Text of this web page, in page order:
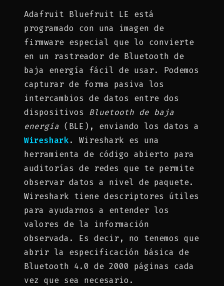
Adafruit Bluefruit LE está
programado con una imagen de
firmware especial que lo convierte
en un rastreador de Bluetooth de
baja energía fácil de usar. Podemos
capturar de forma pasiva los
intercambios de datos entre dos
dispositivos Bluetooth de baja
energía (BLE), enviando los datos a
Wireshark. Wireshark es una
herramienta de código abierto para
auditorías de redes que te permite
observar datos a nivel de paquete.
Wireshark tiene descriptores útiles
para ayudarnos a entender los
valores de la información
observada. Es decir, no tenemos que
abrir la especificación básica de
Bluetooth 4.0 de 2000 páginas cada
vez que sea necesario.